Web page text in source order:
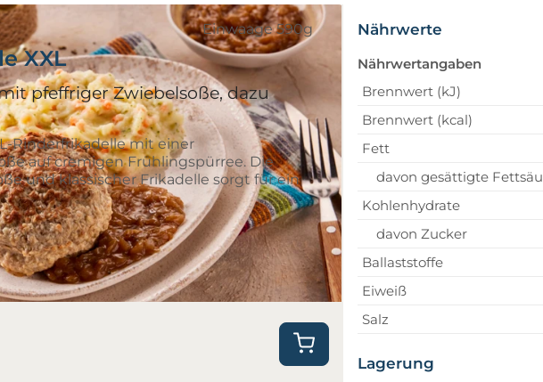
Einwaage 590g
XXL
pfeffriger Zwiebelsoße, dazu
Rinderfrikadelle mit einer
auf cremigen Frühlingspürree. Die
und klassischer Frikadelle sorgt für ein
Nährwerte
Nährwertangaben
Brennwert (kJ)
Brennwert (kcal)
Fett
davon gesättigte
Kohlenhydrate
davon Zucker
Ballaststoffe
Eiweiß
Salz
Lagerung